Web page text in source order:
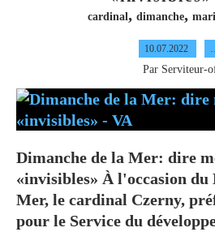
cardinal, dimanche,
10.07.2022
Par Serviteur-
Dimanche de la Mer: dire
«invisibles» À l'occasion du
Mer, le cardinal Czerny,
pour le Service du